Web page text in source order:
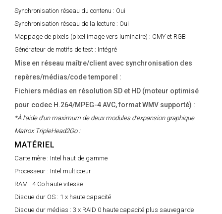
Synchronisation réseau du contenu : Oui
Synchronisation réseau de la lecture : Oui
Mappage de pixels (pixel image vers luminaire) : CMY et RGB
Générateur de motifs de test : Intégré
Mise en réseau maître/client avec synchronisation des
repères/médias/code temporel :
Fichiers médias en résolution SD et HD (moteur optimisé
pour codec H.264/MPEG-4 AVC, format WMV supporté) :
*À l'aide d'un maximum de deux modules d'expansion graphique
Matrox TripleHead2Go :
MATÉRIEL
Carte mère : Intel haut de gamme
Processeur : Intel multicœur
RAM : 4 Go haute vitesse
Disque dur OS : 1 x haute capacité
Disque dur médias : 3 x RAID 0 haute capacité plus sauvegarde